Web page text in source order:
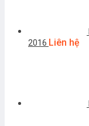
2016 Liên hệ